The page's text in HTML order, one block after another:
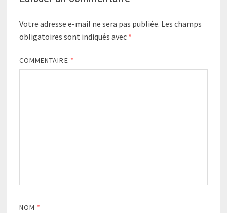
Votre adresse e-mail ne sera pas publiée. Les champs
obligatoires sont indiqués avec *
COMMENTAIRE *
NOM *